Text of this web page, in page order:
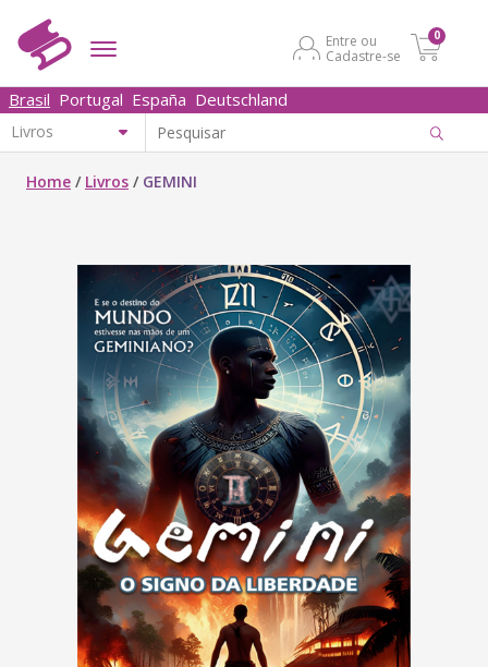
Entre ou
Cadastre-se
0
Brasil Portugal España Deutschland
Home / Livros / GEMINI